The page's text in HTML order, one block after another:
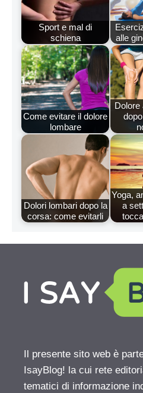
Sport e mal di
schiena
alle
Come evitare il dolore
lombare
Dolore
Dolori lombari dopo la
corsa: come evitarli
Yoga,
a
Il presente sito web è
IsayBlog! la cui rete
tematici di informazione